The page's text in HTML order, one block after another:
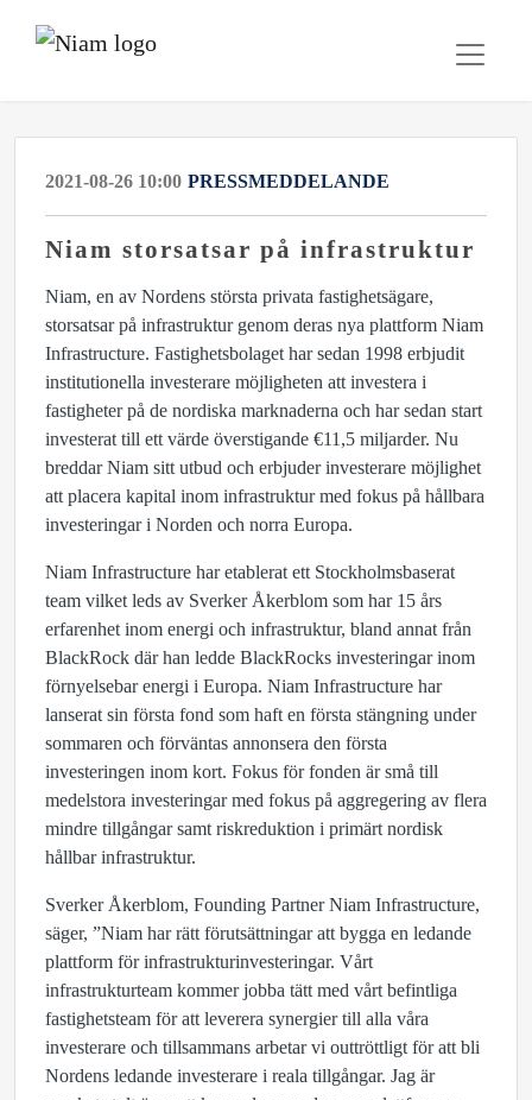
2021-08-26 10:00 PRESSMEDDELANDE
Niam storsatsar på infrastruktur
Niam, en av Nordens största privata fastighetsägare,
storsatsar på infrastruktur genom deras nya plattform Niam
Infrastructure. Fastighetsbolaget har sedan 1998 erbjudit
institutionella investerare möjligheten att investera i
fastigheter på de nordiska marknaderna och har sedan start
investerat till ett värde överstigande €11,5 miljarder. Nu
breddar Niam sitt utbud och erbjuder investerare möjlighet
att placera kapital inom infrastruktur med fokus på hållbara
investeringar i Norden och norra Europa.
Niam Infrastructure har etablerat ett Stockholmsbaserat
team vilket leds av Sverker Åkerblom som har 15 års
erfarenhet inom energi och infrastruktur, bland annat från
BlackRock där han ledde BlackRocks investeringar inom
förnyelsebar energi i Europa. Niam Infrastructure har
lanserat sin första fond som haft en första stängning under
sommaren och förväntas annonsera den första
investeringen inom kort. Fokus för fonden är små till
medelstora investeringar med fokus på aggregering av flera
mindre tillgångar samt riskreduktion i primärt nordisk
hållbar infrastruktur.
Sverker Åkerblom, Founding Partner Niam Infrastructure,
säger, ”Niam har rätt förutsättningar att bygga en ledande
plattform för infrastrukturinvesteringar. Vårt
infrastrukturteam kommer jobba tätt med vårt befintliga
fastighetsteam för att leverera synergier till alla våra
investerare och tillsammans arbetar vi outtröttligt för att bli
Nordens ledande investerare i reala tillgångar. Jag är